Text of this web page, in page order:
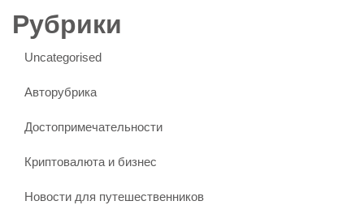
Рубрики
Uncategorised
Авторубрика
Достопримечательности
Криптовалюта и бизнес
Новости для путешественников